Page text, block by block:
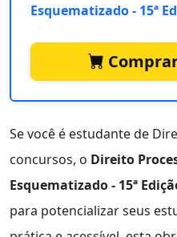
Esquematizado - 15ª
Se você é estudante de
concursos, o Direito
Esquematizado - 15ª
para potencializar seus